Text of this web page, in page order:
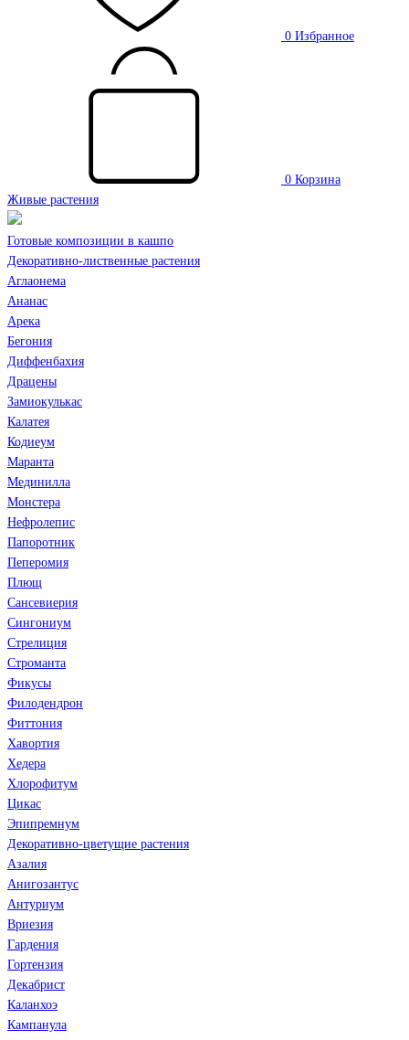
0 Избранное
0 Корзина
Живые растения
Готовые композиции в кашпо
Декоративно-лиственные растения
Аглаонема
Ананас
Арека
Бегония
Диффенбахия
Драцены
Замиокулькас
Калатея
Кодиеум
Маранта
Мединилла
Монстера
Нефролепис
Папоротник
Пеперомия
Плющ
Сансевиерия
Сингониум
Стрелиция
Строманта
Фикусы
Филодендрон
Фиттония
Хавортия
Хедера
Хлорофитум
Цикас
Эпипремнум
Декоративно-цветущие растения
Азалия
Анигозантус
Антуриум
Вриезия
Гардения
Гортензия
Декабрист
Каланхоэ
Кампанула